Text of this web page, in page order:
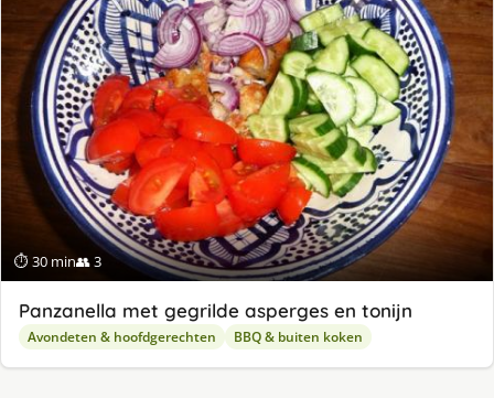
⏱ 30 min👥 3
Panzanella met gegrilde asperges en tonijn
Avondeten & hoofdgerechten BBQ & buiten koken